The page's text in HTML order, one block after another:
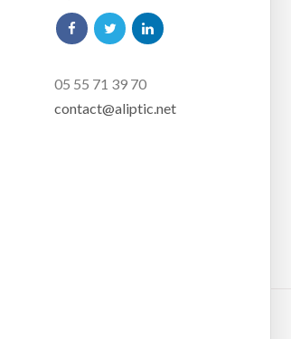
05 55 71 39 70
contact@aliptic.net